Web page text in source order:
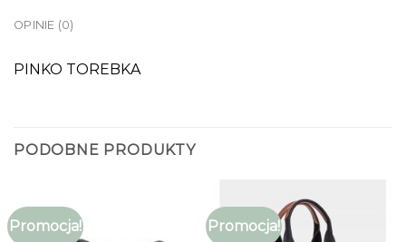
OPINIE (0)
PINKO TOREBKA
PODOBNE PRODUKTY
Promocja! Promocja!